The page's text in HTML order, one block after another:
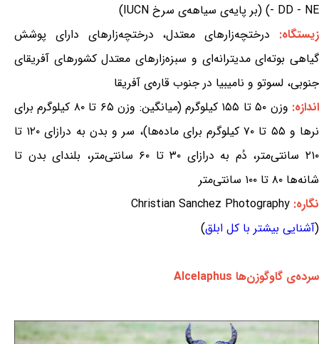
- DD - NE) (بر پایه‌ی سیاهه‌ی سرخ IUCN)
زیستگاه: درختچه‌زارهای معتدل، درختچه‌زارهای دارای پوشش
گیاهی بوته‌ای مدیترانه‌ای و سبزه‌زارهای معتدل کشورهای آفریقای
جنوبی، لسوتو و نامیبیا در جنوب قاره‌ی آفریقا
اندازه:
وزن ۵۰ تا ۱۵۵ کیلوگرم (میانگین: وزن ۶۵ تا ۸۰ کیلوگرم برای
نرها و ۵۵ تا ۷۰ کیلوگرم برای ماده‌ها)، سر و بدن به درازای ۱۲۰ تا
۲۱۰ سانتی‌متر، دُم به درازای ۳۰ تا ۶۰ سانتی‌متر، بلندای بدن تا
شانه‌ها ۸۰ تا ۱۰۰ سانتی‌متر
نگاره: Christian Sanchez Photography
(آشنایی بیشتر با کل ابلق)
سرده‌ی گاوگوزن‌ها Alcelaphus